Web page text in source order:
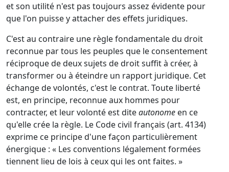
et son utilité n'est pas toujours assez évidente pour
que l'on puisse y attacher des effets juridiques.
C'est au contraire une règle fondamentale du droit
reconnue par tous les peuples que le consentement
réciproque de deux sujets de droit suffit à créer, à
transformer ou à éteindre un rapport juridique. Cet
échange de volontés, c'est le contrat. Toute liberté
est, en principe, reconnue aux hommes pour
contracter, et leur volonté est diteautonome en ce
qu'elle crée la règle. Le Code civil français (art. 4134)
exprime ce principe d'une façon particulièrement
énergique : « Les conventions légalement formées
tiennent lieu de lois à ceux qui les ont faites. »